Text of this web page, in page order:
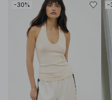
-30% -